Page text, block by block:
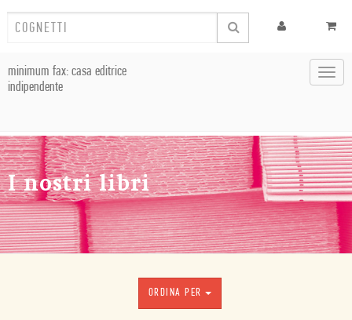
minimum fax: casa editrice
indipendente
I nostri libri
ORDINA PER